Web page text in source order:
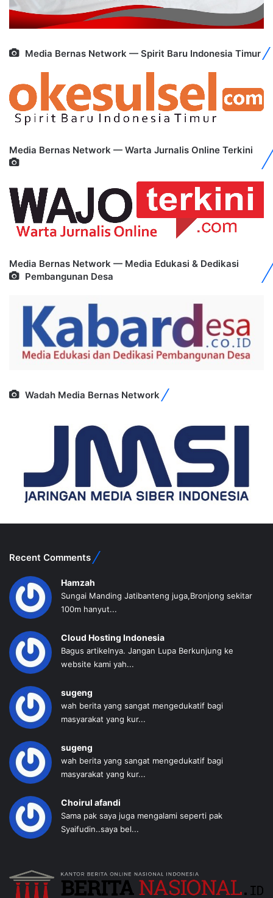
Media Bernas Network — Spirit Baru Indonesia Timur
Media Bernas Network — Warta Jurnalis Online Terkini
Media Bernas Network — Media Edukasi & Dedikasi
Pembangunan Desa
Wadah Media Bernas Network
Recent Comments
Hamzah
Sungai Manding Jatibanteng juga,Bronjong sekitar
100m hanyut...
Cloud Hosting Indonesia
Bagus artikelnya. Jangan Lupa Berkunjung ke
website kami yah...
sugeng
wah berita yang sangat mengedukatif bagi
masyarakat yang kur...
sugeng
wah berita yang sangat mengedukatif bagi
masyarakat yang kur...
Choirul afandi
Sama pak saya juga mengalami seperti pak
Syaifudin..saya bel...